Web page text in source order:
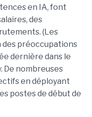
en IA, font
des
(Les
des préoccupations
dernière dans le
De nombreuses
en déployant
postes de début de